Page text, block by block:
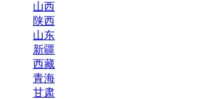
山西
陕西
山东
新疆
西藏
青海
甘肃